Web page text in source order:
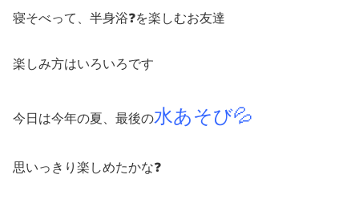
寝そべって、半身浴❓を楽しむお友達
楽しみ方はいろいろです
今日は今年の夏、最後の水あそび💦
思いっきり楽しめたかな❓